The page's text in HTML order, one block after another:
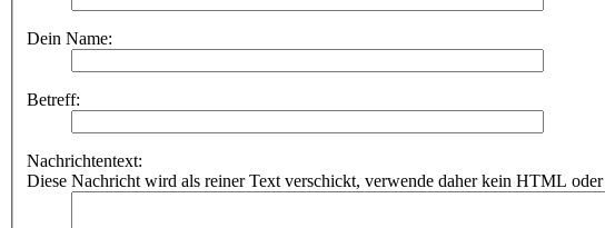
Dein Name:
Betreff:
Nachrichtentext:
Diese Nachricht wird als reiner Text verschickt, verwende daher kein HTML